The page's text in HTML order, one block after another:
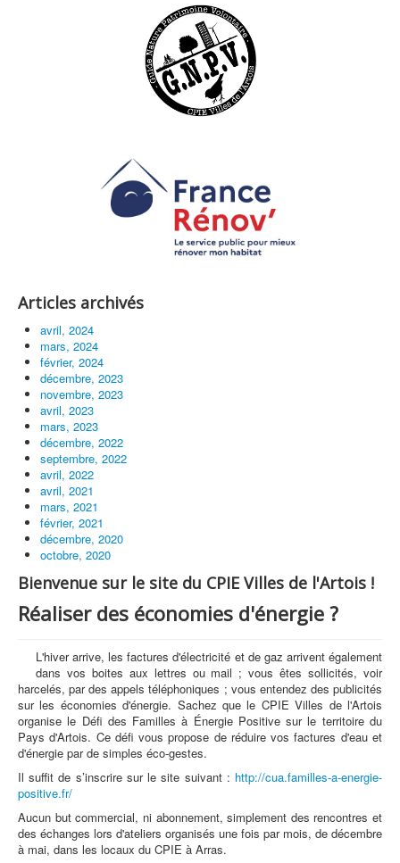
Articles archivés
avril, 2024
mars, 2024
février, 2024
décembre, 2023
novembre, 2023
avril, 2023
mars, 2023
décembre, 2022
septembre, 2022
avril, 2022
avril, 2021
mars, 2021
février, 2021
décembre, 2020
octobre, 2020
Bienvenue sur le site du CPIE Villes de l'Artois !
Réaliser des économies d'énergie ?
L'hiver arrive, les factures d'électricité et de gaz arrivent également
dans vos boites aux lettres ou mail ; vous êtes sollicités, voir
harcelés, par des appels téléphoniques ; vous entendez des publicités
sur les économies d'énergie. Sachez que le CPIE Villes de l'Artois
organise le Défi des Familles à Énergie Positive sur le territoire du
Pays d'Artois. Ce défi vous propose de réduire vos factures d'eau et
d'énergie par de simples éco-gestes.
Il suffit de s’inscrire sur le site suivant : http://cua.familles-a-energie-
positive.fr/
Aucun but commercial, ni abonnement, simplement des rencontres et
des échanges lors d'ateliers organisés une fois par mois, de décembre
à mai, dans les locaux du CPIE à Arras.